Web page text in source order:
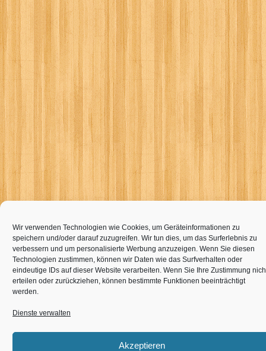
Wir verwenden Technologien wie Cookies, um Geräteinformationen zu
speichern und/oder darauf zuzugreifen. Wir tun dies, um das Surferlebnis zu
verbessern und um personalisierte Werbung anzuzeigen. Wenn Sie diesen
Technologien zustimmen, können wir Daten wie das Surfverhalten oder
eindeutige IDs auf dieser Website verarbeiten. Wenn Sie Ihre Zustimmung
erteilen oder zurückziehen, können bestimmte Funktionen beeinträchtigt
werden.
Dienste verwalten
Akzeptieren